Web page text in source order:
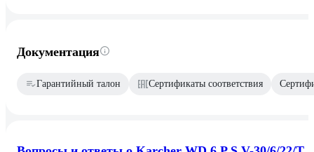
Документация
Гарантийный талон Сертификаты соответствия